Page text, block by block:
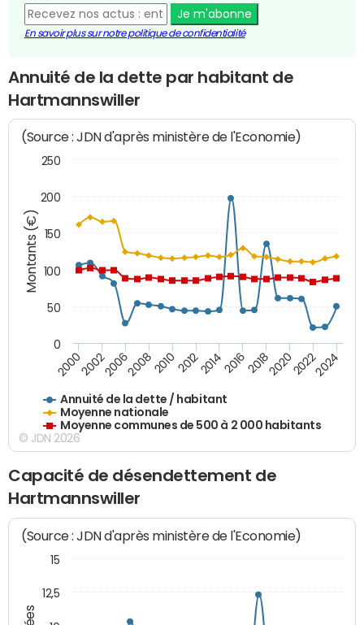
Je m'abonne
En savoir plus sur notre politique de confidentialité
Annuité de la dette par habitant de
Hartmannswiller
Montants (€)
(Source : JDN d'après ministère de l'Economie)
Annuité de la dette / habitant
Moyenne nationale
Moyenne communes de 500 à 2 000 habitants
200020022006200820102012201420162018202020222024
0
50
100
150
200
250
© JDN 2026
Capacité de désendettement de
Hartmannswiller
(Source : JDN d'après ministère de l'Economie)
12,5
15